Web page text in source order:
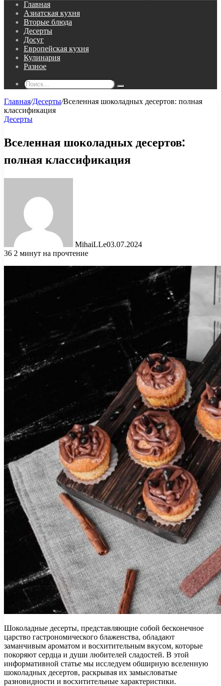
Главная
Азиатская кухня
Вторые блюда
Десерты
Досуг
Европейская кухня
Кулинария
Разное
Поиск...
Главная/Десерты/Вселенная шоколадных десертов: полная
классификация
Десерты
Вселенная шоколадных десертов:
полная классификация
MihaiLLe03.07.2024
36 2 минут на прочтение
Шоколадные десерты, представляющие собой бесконечное
царство гастрономического блаженства, обладают
заманчивым ароматом и восхитительным вкусом, которые
покоряют сердца и души любителей сладостей. В этой
информативной статье мы исследуем обширную вселенную
шоколадных десертов, раскрывая их замысловатые
разновидности и восхитительные характеристики.